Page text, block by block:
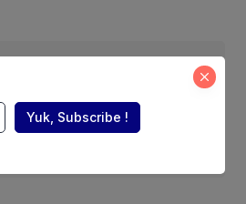
Working Group, RECOFTC
Regional untuk
Tata Kelola
Yuk, Subscribe !